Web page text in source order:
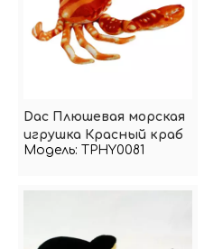
Dac Плюшевая морская
игрушка Красный краб
Модель: TPHY0081